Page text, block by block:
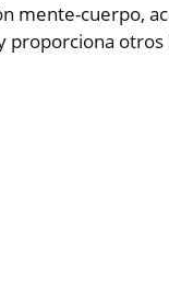
mente-cuerpo,
otros